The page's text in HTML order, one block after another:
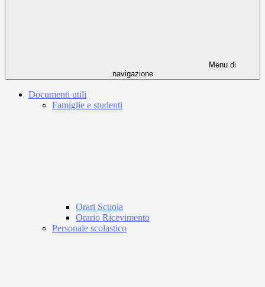
Menu di
navigazione
Documenti utili
Famiglie e studenti
Orari Scuola
Orario Ricevimento
Personale scolastico